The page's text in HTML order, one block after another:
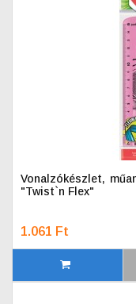
Vonalzókészlet,
"Twist`n Flex"
1.061 Ft